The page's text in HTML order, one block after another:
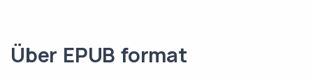
Über EPUB format